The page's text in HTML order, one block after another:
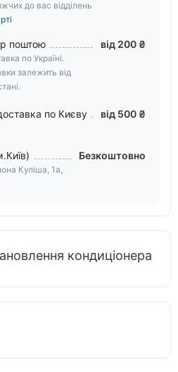
до вас відділень
поштою
по Україні.
залежить від
від 200 ₴
по Києву від 500 ₴
Куліша, 1а,
Безкоштовно
кондиціонера